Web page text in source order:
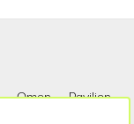
Omen Pavilion